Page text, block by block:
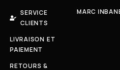
SERVICE
CLIENTS
LIVRAISON ET
PAIEMENT
RETOURS &
MARC